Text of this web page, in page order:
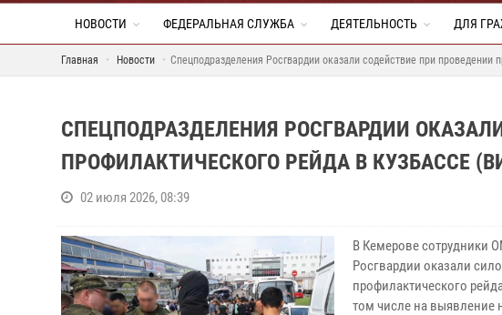
НОВОСТИ ФЕДЕРАЛЬНАЯ СЛУЖБА ДЕЯТЕЛЬНОСТЬ ДЛЯ
Главная Новости Спецподразделения Росгвардии оказали содействие при проведении
СПЕЦПОДРАЗДЕЛЕНИЯ РОСГВАРДИИ
ПРОФИЛАКТИЧЕСКОГО РЕЙДА В КУЗБАССЕ
02 июля 2026, 08:39
В Кемерове сотрудники
Росгвардии оказали
профилактического
том числе на выявление